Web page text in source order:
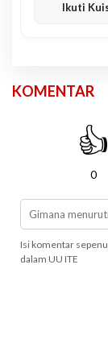
Ikuti
KOMENTAR
👍
0
Isi komentar
dalam UU ITE